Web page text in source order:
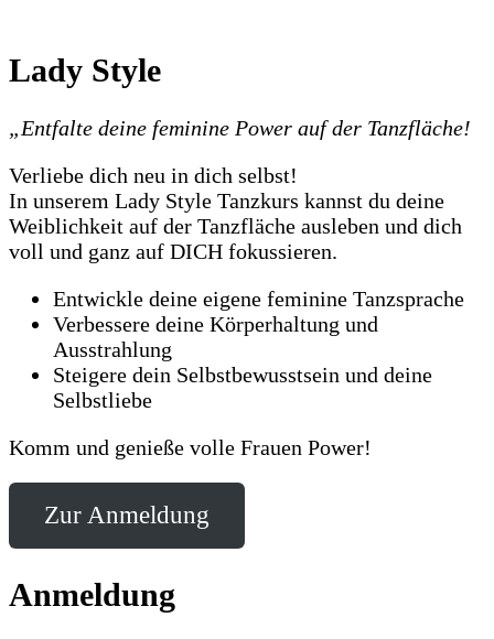
Lady Style
„Entfalte deine feminine Power auf der Tanzfläche!
Verliebe dich neu in dich selbst!
In unserem Lady Style Tanzkurs kannst du deine
Weiblichkeit auf der Tanzfläche ausleben und dich
voll und ganz auf DICH fokussieren.
Entwickle deine eigene feminine Tanzsprache
Verbessere deine Körperhaltung und
Ausstrahlung
Steigere dein Selbstbewusstsein und deine
Selbstliebe
Komm und genieße volle Frauen Power!
Zur Anmeldung
Anmeldung